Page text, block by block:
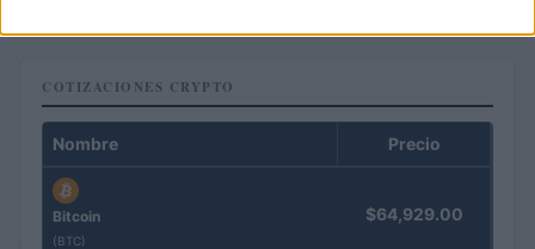
COTIZACIONES CRYPTO
Nombre Precio
Bitcoin
(BTC)
$64,929.00